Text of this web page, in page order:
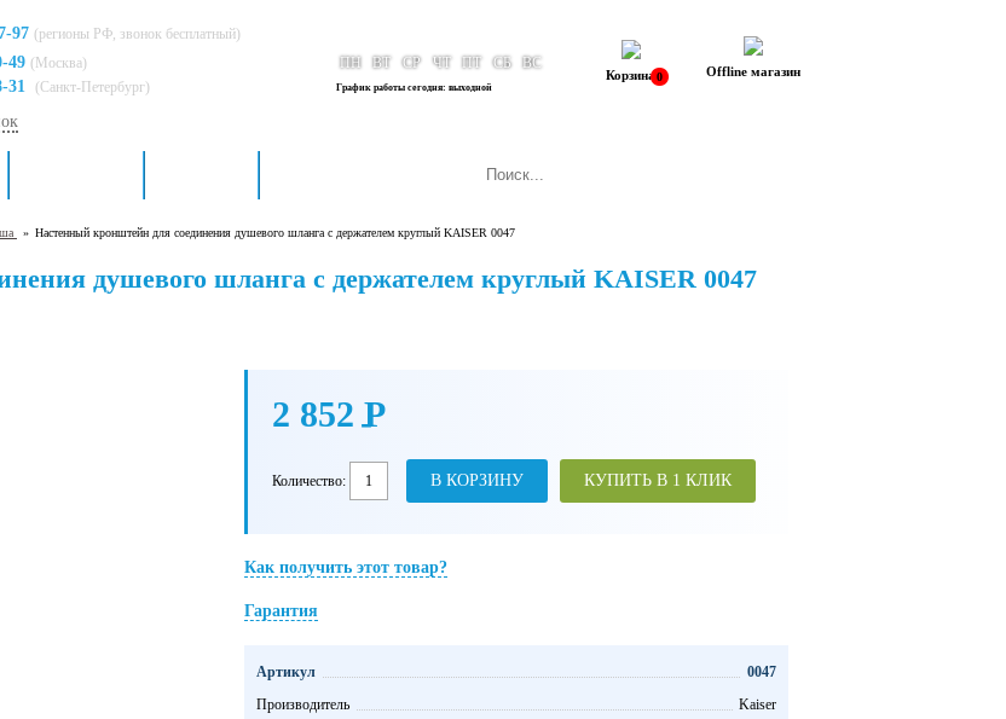
97 (регионы РФ, звонок бесплатный)
49 (Москва)
31 (Санкт-Петербург)
ПН ВТ СР ЧТ ПТ СБ ВС
График работы сегодня: выходной
0
Корзина Offline магазин
» Настенный кронштейн для соединения душевого шланга с держателем круглый KAISER 0047
душевого шланга с держателем круглый KAISER 0047
2 852P
-
Количество: В КОРЗИНУ КУПИТЬ В 1 КЛИК
Как получить этот товар?
Гарантия
Артикул
0047
Производитель
Kaiser